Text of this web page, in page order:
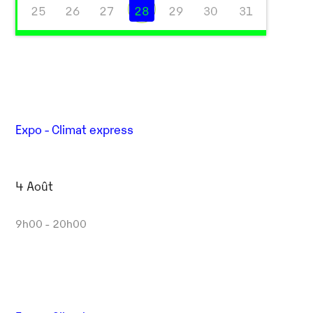
Outlook Live
25 26 27 28 29 30 31
Expo - Climat express
4 Août
9h00 - 20h00